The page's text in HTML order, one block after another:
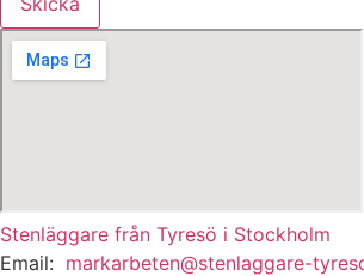
Stenläggare från Tyresö i Stockholm
Email: markarbeten@stenlaggare-